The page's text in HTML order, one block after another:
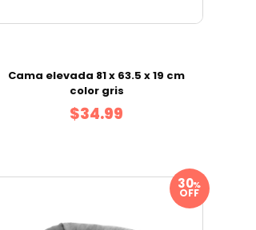
Cama elevada 81 x 63.5 x 19 cm
color gris
$34.99
%
OFF